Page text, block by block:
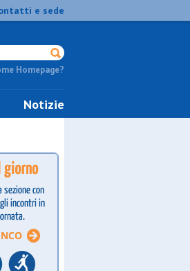
e sede
Homepage?
Notizie